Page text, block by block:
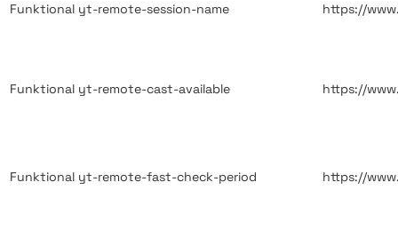
Funktional yt-remote-session-name https://
Funktional yt-remote-cast-available https://
Funktional yt-remote-fast-check-period https://